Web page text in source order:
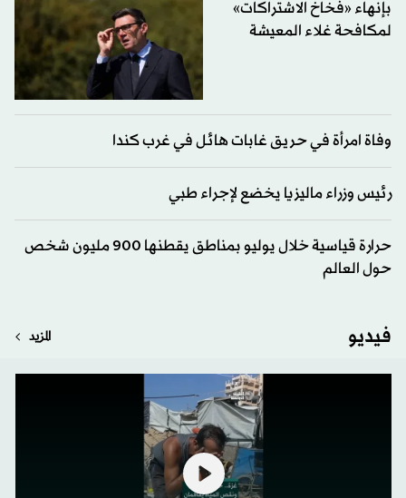
بإنهاء «فخاخ الاشتراكات»
لمكافحة غلاء المعيشة
وفاة امرأة في حريق غابات هائل في غرب كندا
رئيس وزراء ماليزيا يخضع لإجراء طبي
حرارة قياسية خلال يوليو بمناطق يقطنها 900 مليون شخص
حول العالم
فيديو المزيد